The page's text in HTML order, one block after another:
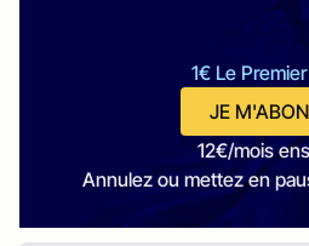
1€ Le
JE
12€/mois
Annulez ou mettez en